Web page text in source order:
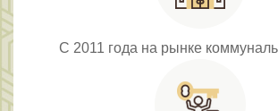
С 2011 года на рынке